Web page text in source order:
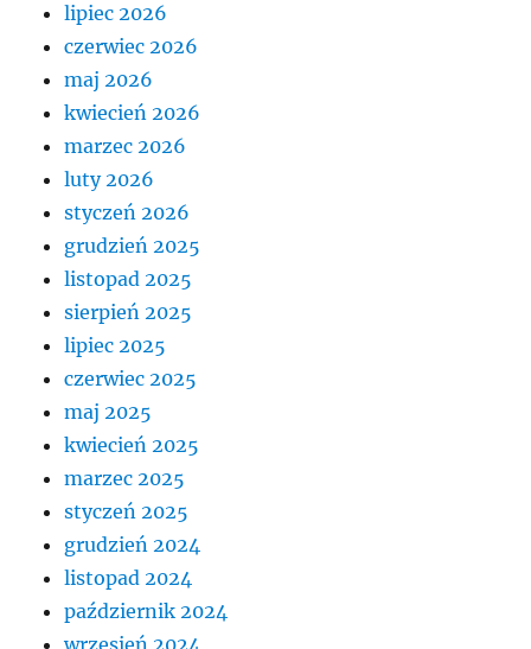
lipiec 2026
czerwiec 2026
maj 2026
kwiecień 2026
marzec 2026
luty 2026
styczeń 2026
grudzień 2025
listopad 2025
sierpień 2025
lipiec 2025
czerwiec 2025
maj 2025
kwiecień 2025
marzec 2025
styczeń 2025
grudzień 2024
listopad 2024
październik 2024